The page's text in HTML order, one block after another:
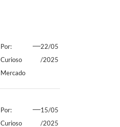
Por:
Curioso
Mercado
22/05
/2025
Por:
Curioso
15/05
/2025